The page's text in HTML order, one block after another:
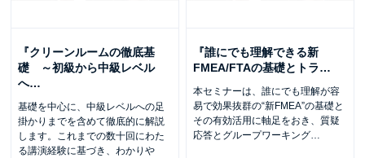
『クリーンルームの徹底基
礎 ～初級から中級レベル
へ…
基礎を中心に、中級レベルへの足
掛かりまでを含めて徹底的に解説
します。これまでの数十回にわた
る講演経験に基づき、わかりや
『誰にでも理解できる新
FMEA/FTAの基礎とトラ…
本セミナーは、誰にでも理解が容
易で効果抜群の“新FMEA”の基礎と
その有効活用に軸足をおき、質疑
応答とグループワーキング…